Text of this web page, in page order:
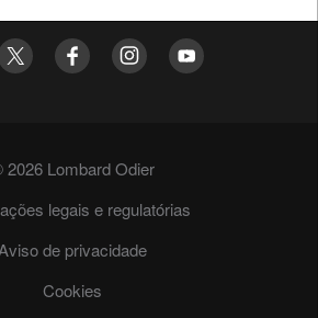
2026 Lombard Odier
legais e regulatórias
de privacidade
Cookies